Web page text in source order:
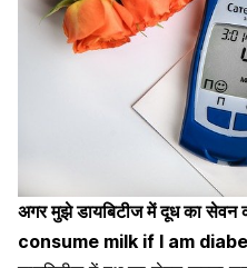
अगर मुझे डायबिटीज में दूध का सेवन
consume milk if I am